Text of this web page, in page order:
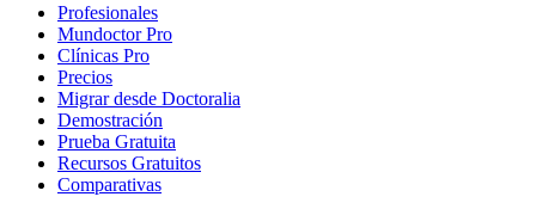
Profesionales
Mundoctor Pro
Clínicas Pro
Precios
Migrar desde Doctoralia
Demostración
Prueba Gratuita
Recursos Gratuitos
Comparativas